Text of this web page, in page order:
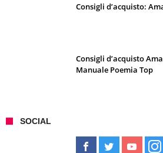
Consigli d’acquisto:
Consigli d’acquisto
Manuale Poemia Top
SOCIAL